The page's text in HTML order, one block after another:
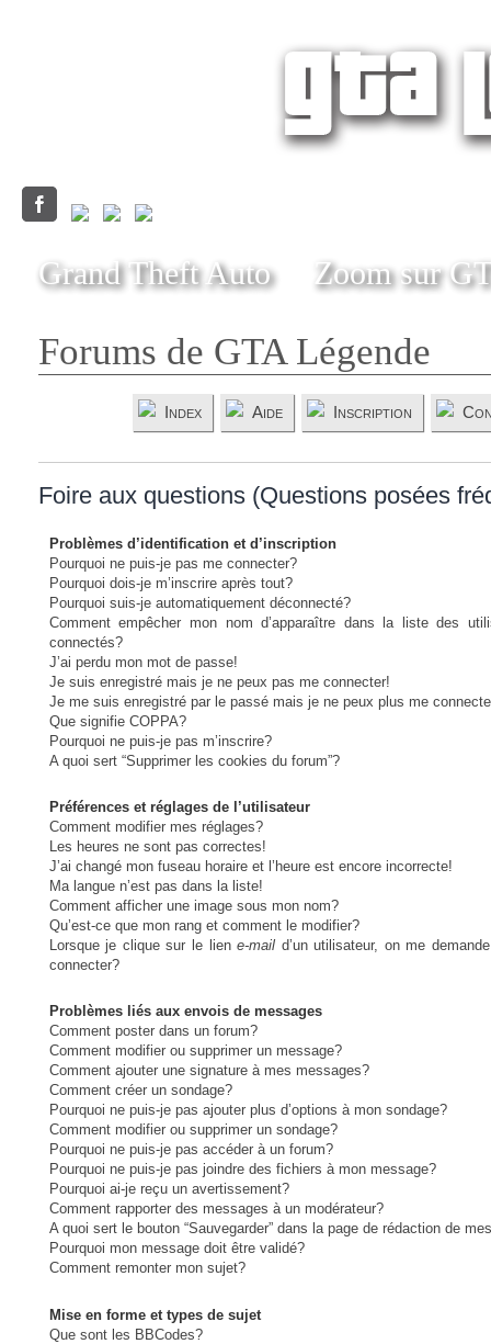
Grand Theft Auto Zoom sur
Forums de GTA Légende
Index Aide Inscription
Foire aux questions (Questions posées
Problèmes d’identification et d’inscription
Pourquoi ne puis-je pas me connecter?
Pourquoi dois-je m’inscrire après tout?
Pourquoi suis-je automatiquement déconnecté?
Comment empêcher mon nom d’apparaître dans la liste des
connectés?
J’ai perdu mon mot de passe!
Je suis enregistré mais je ne peux pas me connecter!
Je me suis enregistré par le passé mais je ne peux plus me
Que signifie COPPA?
Pourquoi ne puis-je pas m’inscrire?
A quoi sert “Supprimer les cookies du forum”?
Préférences et réglages de l’utilisateur
Comment modifier mes réglages?
Les heures ne sont pas correctes!
J’ai changé mon fuseau horaire et l’heure est encore incorrecte!
Ma langue n’est pas dans la liste!
Comment afficher une image sous mon nom?
Qu’est-ce que mon rang et comment le modifier?
Lorsque je clique sur le liene-mail d’un utilisateur, on me
connecter?
Problèmes liés aux envois de messages
Comment poster dans un forum?
Comment modifier ou supprimer un message?
Comment ajouter une signature à mes messages?
Comment créer un sondage?
Pourquoi ne puis-je pas ajouter plus d’options à mon sondage?
Comment modifier ou supprimer un sondage?
Pourquoi ne puis-je pas accéder à un forum?
Pourquoi ne puis-je pas joindre des fichiers à mon message?
Pourquoi ai-je reçu un avertissement?
Comment rapporter des messages à un modérateur?
A quoi sert le bouton “Sauvegarder” dans la page de rédaction de
Pourquoi mon message doit être validé?
Comment remonter mon sujet?
Mise en forme et types de sujet
Que sont les BBCodes?